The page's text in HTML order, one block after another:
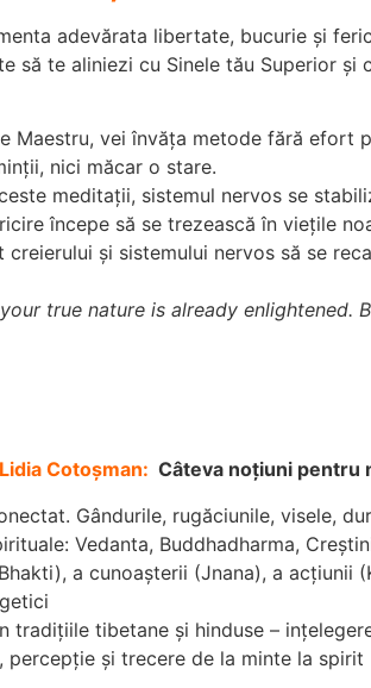
adevărata libertate, bucurie și
să te aliniezi cu Sinele tău Superior
Maestru, vei învăța metode fără efort
nici măcar o stare.
meditații, sistemul nervos se
începe să se trezească în viețile
și sistemului nervos să se
true nature is already
Lidia Cotoșman: Câteva noțiuni pentru
Gândurile, rugăciunile, visele,
Vedanta, Buddhadharma,
a cunoașterii (Jnana), a acțiunii
tradițiile tibetane și hinduse –
și trecere de la minte la spirit